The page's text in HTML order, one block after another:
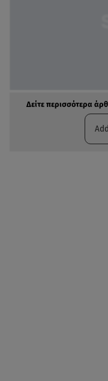
Δείτε περισσότερα